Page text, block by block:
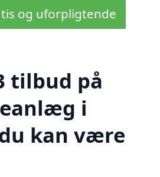
og uforpligtende
tilbud på
i
kan være